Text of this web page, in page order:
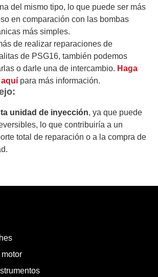
del mismo tipo, lo que puede ser más
en comparación con las bombas
más simples.
de realizar reparaciones de
de PSG16, también podemos
o darle una de intercambio. Haga
para más información.
unidad de inyección, ya que puede
lo que contribuiría a un
total de reparación o a la compra de